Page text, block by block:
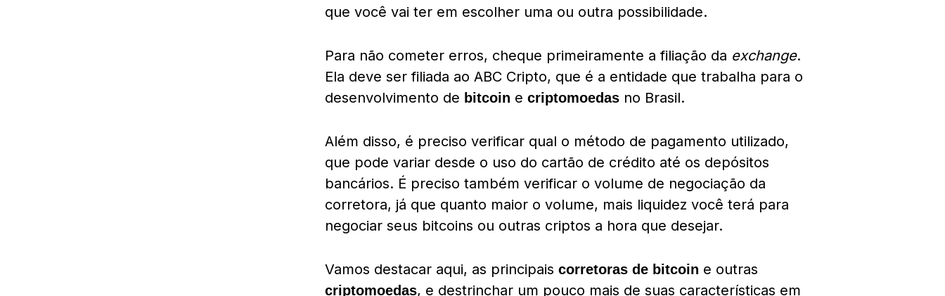
que você vai ter em escolher uma ou outra possibilidade.
Para não cometer erros, cheque primeiramente a filiação da exchange.
Ela deve ser filiada ao ABC Cripto, que é a entidade que trabalha para o
desenvolvimento de bitcoin e criptomoedas no Brasil.
Além disso, é preciso verificar qual o método de pagamento utilizado,
que pode variar desde o uso do cartão de crédito até os depósitos
bancários. É preciso também verificar o volume de negociação da
corretora, já que quanto maior o volume, mais liquidez você terá para
negociar seus bitcoins ou outras criptos a hora que desejar.
Vamos destacar aqui, as principais corretoras de bitcoin e outras
criptomoedas, e destrinchar um pouco mais de suas características em